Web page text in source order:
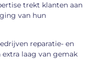
trekt klanten aan
van hun
reparatie- en
extra laag van gemak